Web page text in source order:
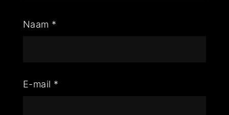
Naam *
E-mail *